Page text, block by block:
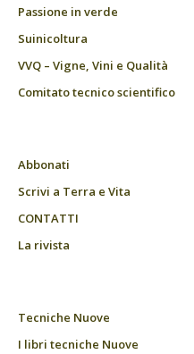
Passione in verde
Suinicoltura
VVQ – Vigne, Vini e Qualità
Comitato tecnico scientifico
Abbonati
Scrivi a Terra e Vita
CONTATTI
La rivista
Tecniche Nuove
I libri tecniche Nuove